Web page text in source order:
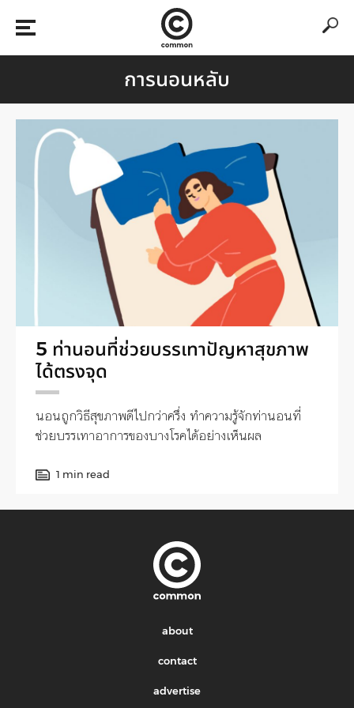
การนอนหลับ
5 ท่านอนที่ช่วยบรรเทาปัญหาสุขภาพ
ได้ตรงจุด
นอนถูกวิธีสุขภาพดีไปกว่าครึ่ง ทำความรู้จักท่านอนที่
ช่วยบรรเทาอาการของบางโรคได้อย่างเห็นผล
1 min read
about
contact
advertise